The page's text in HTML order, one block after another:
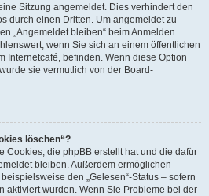
Sitzung angemeldet. Dies verhindert den
durch einen Dritten. Um angemeldet zu
„Angemeldet bleiben“ beim Anmelden
wenn Sie sich an einem öffentlichen
Internetcafé, befinden. Wenn diese Option
sie vermutlich von der Board-
löschen“?
Cookies, die phpBB erstellt hat und die dafür
bleiben. Außerdem ermöglichen
den „Gelesen“-Status – sofern
aktiviert wurden. Wenn Sie Probleme bei der